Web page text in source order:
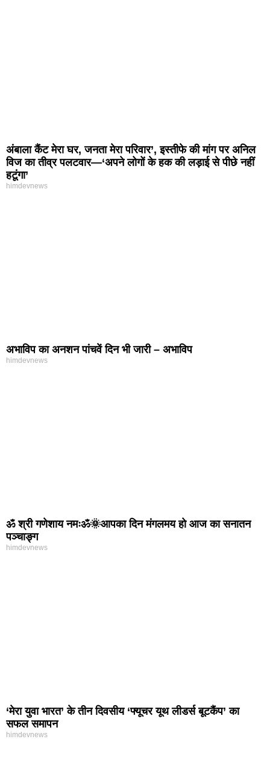
अंबाला कैंट मेरा घर, जनता मेरा परिवार’, इस्तीफे की मांग पर अनिल
विज का तीव्र पलटवार—‘अपने लोगों के हक की लड़ाई से पीछे नहीं
हटूंगा’
himdevnews
अभाविप का अनशन पांचवें दिन भी जारी – अभाविप
himdevnews
ॐ श्री गणेशाय नमःॐ🌞आपका दिन मंगलमय हो आज का सनातन
पञ्चाङ्ग
himdevnews
‘मेरा युवा भारत’ के तीन दिवसीय ‘फ्यूचर यूथ लीडर्स बूटकैंप’ का
सफल समापन
himdevnews